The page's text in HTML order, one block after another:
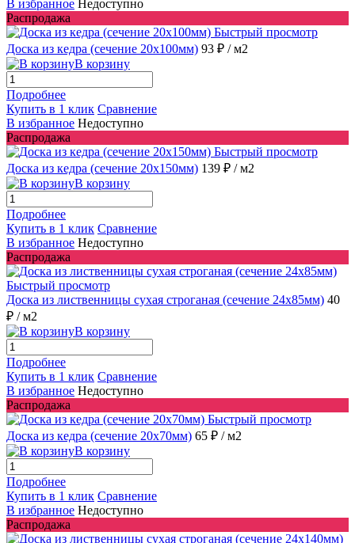
В избранное Недоступно
Распродажа
Быстрый просмотр
Доска из кедра (сечение 20x100мм) 93 ₽ / м2
В корзину
Подробнее
Купить в 1 клик Сравнение
В избранное Недоступно
Распродажа
Быстрый просмотр
Доска из кедра (сечение 20x150мм) 139 ₽ / м2
В корзину
Подробнее
Купить в 1 клик Сравнение
В избранное Недоступно
Распродажа
Быстрый просмотр
Доска из лиственницы сухая строганая (сечение 24x85мм) 40
₽ / м2
В корзину
Подробнее
Купить в 1 клик Сравнение
В избранное Недоступно
Распродажа
Быстрый просмотр
Доска из кедра (сечение 20x70мм) 65 ₽ / м2
В корзину
Подробнее
Купить в 1 клик Сравнение
В избранное Недоступно
Распродажа